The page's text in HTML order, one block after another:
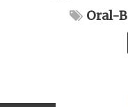
Oral-B